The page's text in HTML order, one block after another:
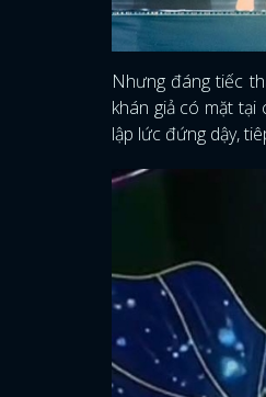
Nhưng đáng tiếc
khán giả có mặt
lập lức đứng dậy,